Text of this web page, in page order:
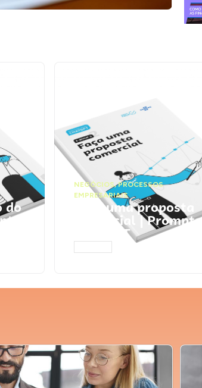
do
NEGÓCIOS,PROCESSOS
EMPRESARIAIS
Faça uma proposta
comercial | Prompts
ChatGPT